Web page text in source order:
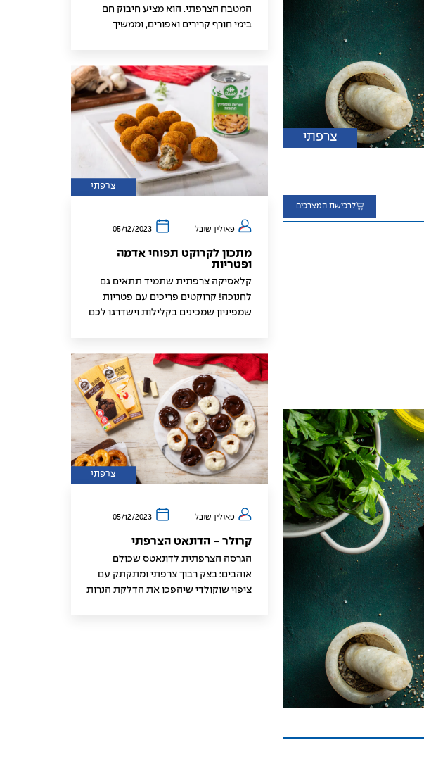
צרפתי
לרכישת המצרכים
המטבח הצרפתי. הוא מציע חיבוק חם
בימי חורף קרירים ואפורים, וממשיך
מהמקורות הוותיקים שלו, אלא גם
מהטעמים העשירים והארומה המשכרת.
צרפתי
פאולין שובל 05/12/2023
מתכון לקרוקט תפוחי אדמה
ופטריות
קלאסיקה צרפתית שתמיד תתאים גם
לחנוכה! קרוקטים פריכים עם פטריות
שמפיניון שמכינים בקלילות וישדרגו לכם
צרפתי
פאולין שובל 05/12/2023
קרולר - הדונאט הצרפתי
הגרסה הצרפתית לדונאטס שכולם
אוהבים: בצק רבוך צרפתי ומתקתק עם
ציפוי שוקולדי שיהפכו את הדלקת הנרות